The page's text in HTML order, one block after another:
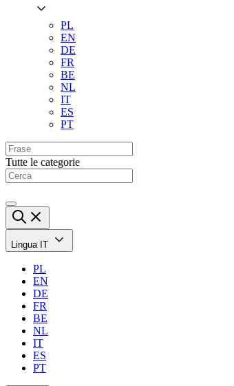
PL
EN
DE
FR
BE
NL
IT
ES
PT
Tutte le categorie
Lingua IT
PL
EN
DE
FR
BE
NL
IT
ES
PT